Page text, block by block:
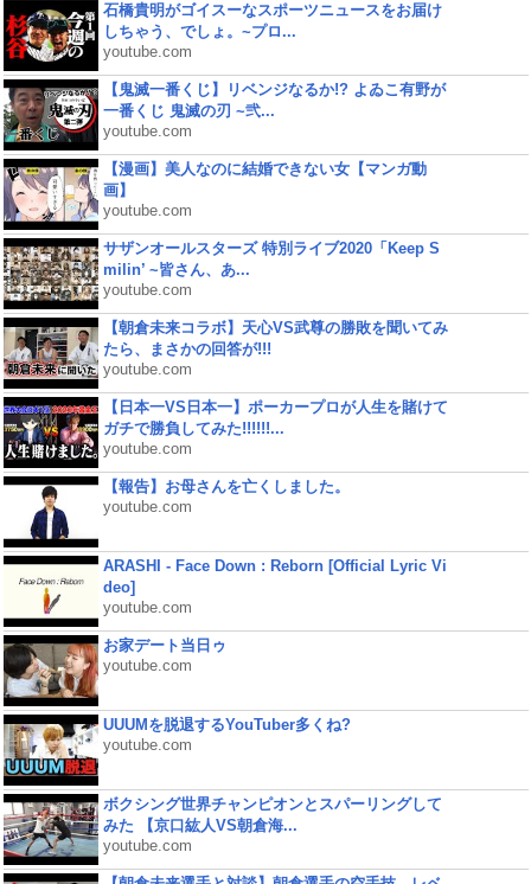
石橋貴明がゴイスーなスポーツニュースをお届け
しちゃう、でしょ。~プロ...
youtube.com
【鬼滅一番くじ】リベンジなるか!? よゐこ有野が
一番くじ 鬼滅の刃 ~弐...
youtube.com
【漫画】美人なのに結婚できない女【マンガ動
画】
youtube.com
サザンオールスターズ 特別ライブ2020「Keep S
milin’ ~皆さん、あ...
youtube.com
【朝倉未来コラボ】天心VS武尊の勝敗を聞いてみ
たら、まさかの回答が!!!
youtube.com
【日本一VS日本一】ポーカープロが人生を賭けて
ガチで勝負してみた!!!!!!...
youtube.com
【報告】お母さんを亡くしました。
youtube.com
ARASHI - Face Down : Reborn [Official Lyric Vi
deo]
youtube.com
お家デート当日ゥ
youtube.com
UUUMを脱退するYouTuber多くね?
youtube.com
ボクシング世界チャンピオンとスパーリングして
みた 【京口紘人VS朝倉海...
youtube.com